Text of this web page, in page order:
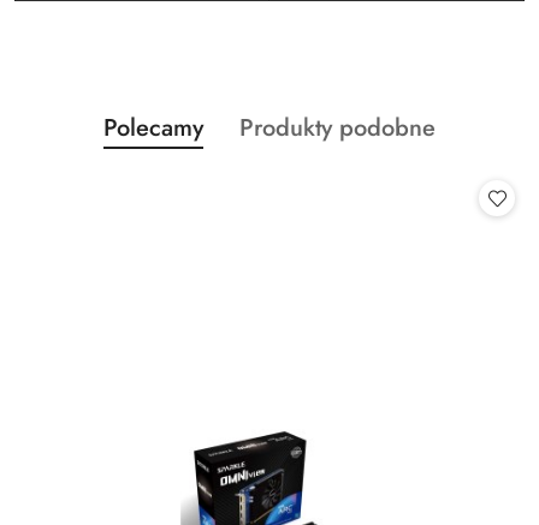
Pomiń karuzelę produktów
Produkty
o
Polecamy
Produkty
Produkty podobne